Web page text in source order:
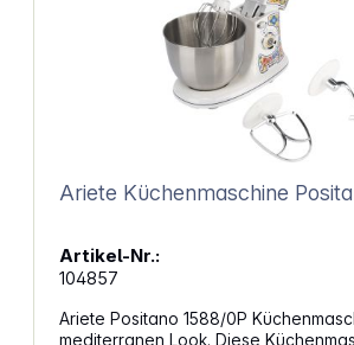
Ariete Küchenmaschine
Artikel-Nr.:
104857
Ariete Positano 1588/0P
mediterranen Look. Diese